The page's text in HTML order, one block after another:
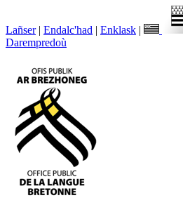
Lañser | Endalc'had | Enklask |
Darempredoù